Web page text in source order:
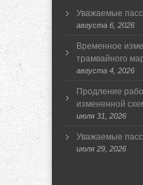
Уважаемые
августа 6, 2026
Временное
трамвайного
августа 4, 2026
Продление
измененной
июля 31, 2026
Уважаемые
июля 29, 2026